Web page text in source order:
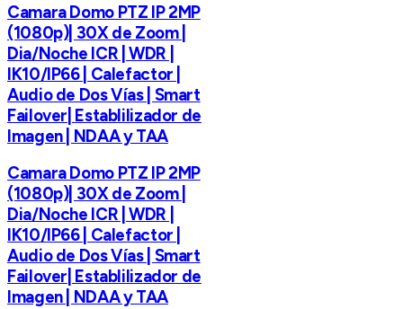
Camara Domo PTZ IP 2MP
(1080p)| 30X de Zoom |
Dia/Noche ICR | WDR |
IK10/IP66 | Calefactor |
Audio de Dos Vías | Smart
Failover| Establilizador de
Imagen | NDAA y TAA
Camara Domo PTZ IP 2MP
(1080p)| 30X de Zoom |
Dia/Noche ICR | WDR |
IK10/IP66 | Calefactor |
Audio de Dos Vías | Smart
Failover| Establilizador de
Imagen | NDAA y TAA